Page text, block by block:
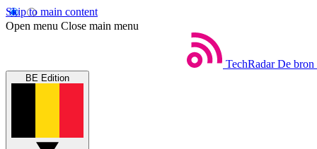
Skip to main content
Open menu Close main menu
TechRadar De bron
BE Edition